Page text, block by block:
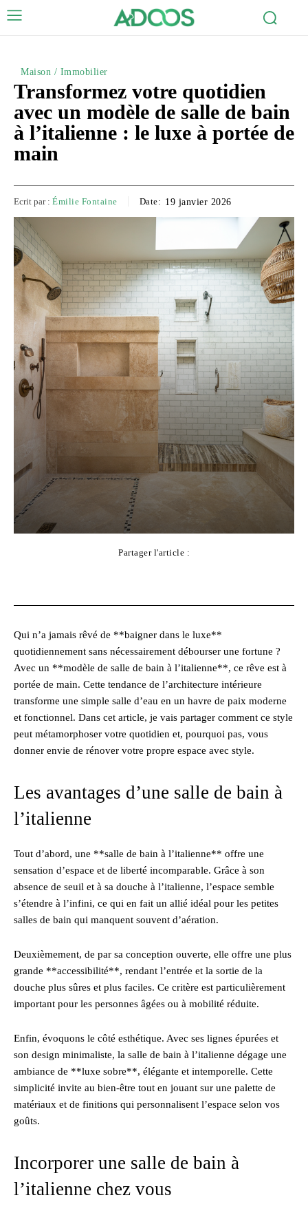
Maison / Immobilier
Transformez votre quotidien
avec un modèle de salle de bain
à l’italienne : le luxe à portée de
main
Ecrit par : Émilie Fontaine Date: 19 janvier 2026
Partager l'article :
Qui n’a jamais rêvé de **baigner dans le luxe**
quotidiennement sans nécessairement débourser une fortune ?
Avec un **modèle de salle de bain à l’italienne**, ce rêve est à
portée de main. Cette tendance de l’architecture intérieure
transforme une simple salle d’eau en un havre de paix moderne
et fonctionnel. Dans cet article, je vais partager comment ce style
peut métamorphoser votre quotidien et, pourquoi pas, vous
donner envie de rénover votre propre espace avec style.
Les avantages d’une salle de bain à
l’italienne
Tout d’abord, une **salle de bain à l’italienne** offre une
sensation d’espace et de liberté incomparable. Grâce à son
absence de seuil et à sa douche à l’italienne, l’espace semble
s’étendre à l’infini, ce qui en fait un allié idéal pour les petites
salles de bain qui manquent souvent d’aération.
Deuxièmement, de par sa conception ouverte, elle offre une plus
grande **accessibilité**, rendant l’entrée et la sortie de la
douche plus sûres et plus faciles. Ce critère est particulièrement
important pour les personnes âgées ou à mobilité réduite.
Enfin, évoquons le côté esthétique. Avec ses lignes épurées et
son design minimaliste, la salle de bain à l’italienne dégage une
ambiance de **luxe sobre**, élégante et intemporelle. Cette
simplicité invite au bien-être tout en jouant sur une palette de
matériaux et de finitions qui personnalisent l’espace selon vos
goûts.
Incorporer une salle de bain à
l’italienne chez vous